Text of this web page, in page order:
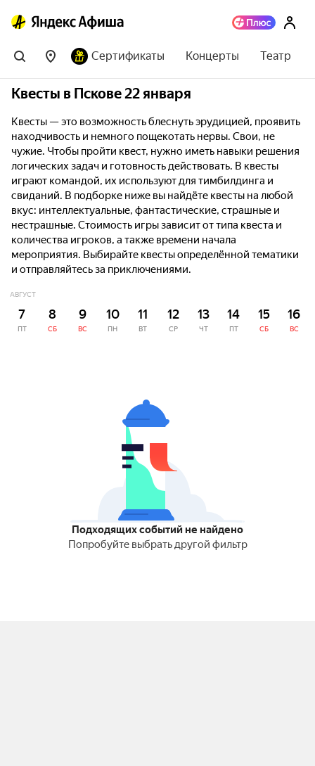
Сертификаты Концерты Театр
Квесты в Пскове 22 января
Квесты — это возможность блеснуть эрудицией, проявить
находчивость и немного пощекотать нервы. Свои, не
чужие. Чтобы пройти квест, нужно иметь навыки решения
логических задач и готовность действовать. В квесты
играют командой, их используют для тимбилдинга и
свиданий. В подборке ниже вы найдёте квесты на любой
вкус: интеллектуальные, фантастические, страшные и
нестрашные. Стоимость игры зависит от типа квеста и
количества игроков, а также времени начала
мероприятия. Выбирайте квесты определённой тематики
и отправляйтесь за приключениями.
АВГУСТ
7
ПТ
8
СБ
9
ВС
10
ПН
11
ВТ
12
СР
13
ЧТ
14
ПТ
15
СБ
16
ВС
Подходящих событий не найдено
Попробуйте выбрать другой фильтр